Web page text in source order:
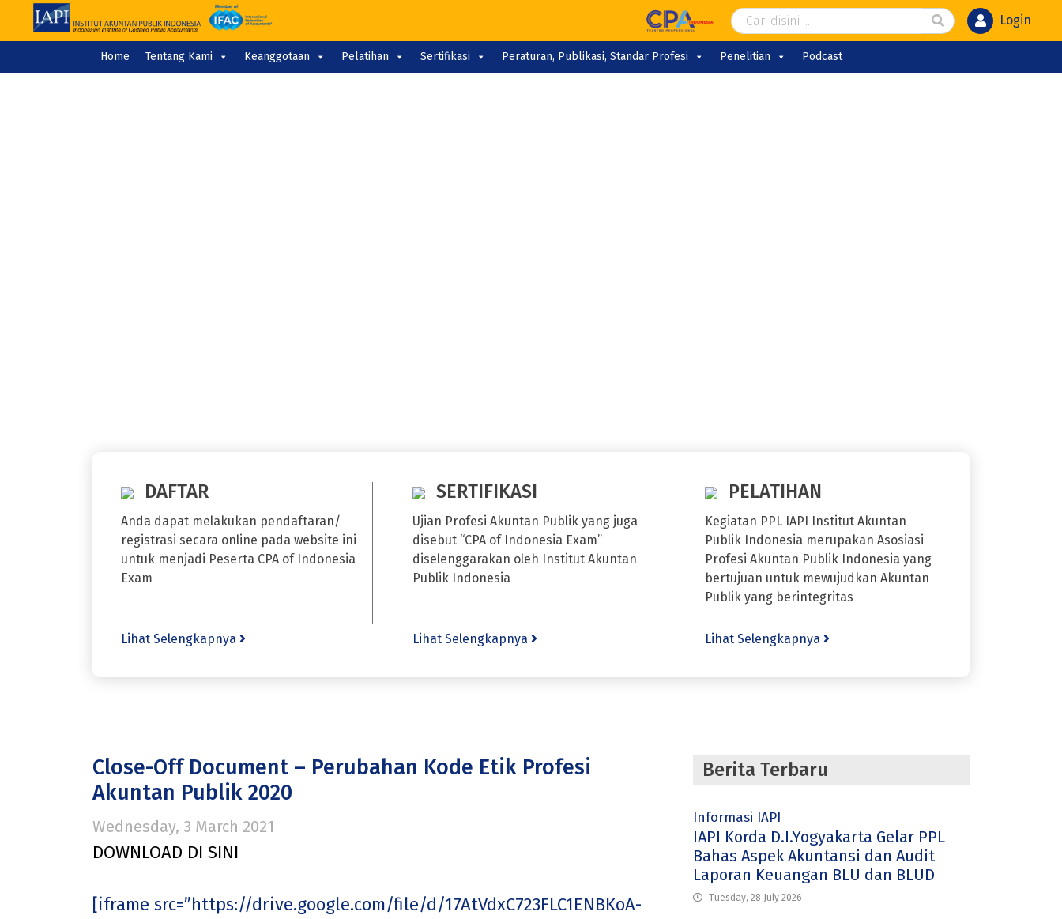
Login
Home Tentang Kami Keanggotaan Pelatihan Sertifikasi Peraturan, Publikasi, Standar Profesi Penelitian Podcast
DAFTAR
Anda dapat melakukan pendaftaran/
registrasi secara online pada website ini
untuk menjadi Peserta CPA of Indonesia
Exam
Lihat Selengkapnya
SERTIFIKASI
Ujian Profesi Akuntan Publik yang juga
disebut “CPA of Indonesia Exam”
diselenggarakan oleh Institut Akuntan
Publik Indonesia
Lihat Selengkapnya
PELATIHAN
Kegiatan PPL IAPI Institut Akuntan
Publik Indonesia merupakan Asosiasi
Profesi Akuntan Publik Indonesia yang
bertujuan untuk mewujudkan Akuntan
Publik yang berintegritas
Lihat Selengkapnya
Close-Off Document – Perubahan Kode Etik Profesi
Akuntan Publik 2020
Wednesday, 3 March 2021
DOWNLOAD DI SINI
[iframe src=”https://drive.google.com/file/d/17AtVdxC723FLC1ENBKoA-
Berita Terbaru
Informasi IAPI
IAPI Korda D.I.Yogyakarta Gelar PPL
Bahas Aspek Akuntansi dan Audit
Laporan Keuangan BLU dan BLUD
Tuesday, 28 July 2026